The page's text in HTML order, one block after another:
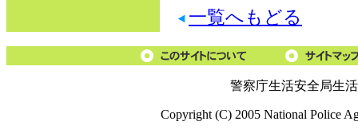
一覧へもどる
警察庁生活安全局生
Copyright (C) 2005 National Police